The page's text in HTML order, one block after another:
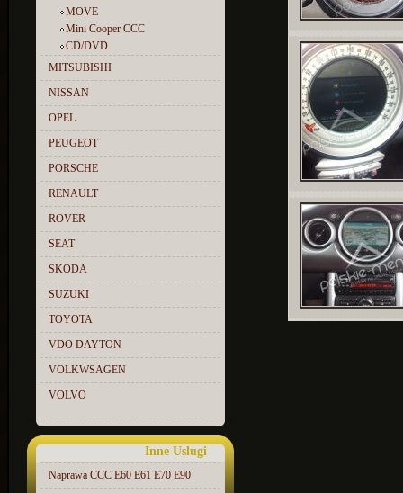
MOVE
Mini Cooper CCC
CD/DVD
MITSUBISHI
NISSAN
OPEL
PEUGEOT
PORSCHE
RENAULT
ROVER
SEAT
SKODA
SUZUKI
TOYOTA
VDO DAYTON
VOLKWSAGEN
VOLVO
Inne Uslugi
Naprawa CCC E60 E61 E70 E90